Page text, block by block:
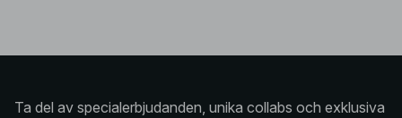
Ta del av specialerbjudanden, unika collabs och exklusiva